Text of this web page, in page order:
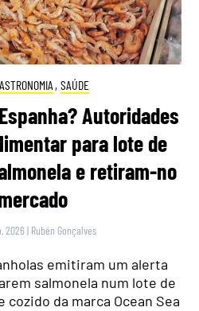
, SAÚDE
Autoridades
para lote de
e retiram-no
2026 | Rubén Gonçalves
emitiram um alerta
salmonela num lote de
cozido da marca Ocean Sea